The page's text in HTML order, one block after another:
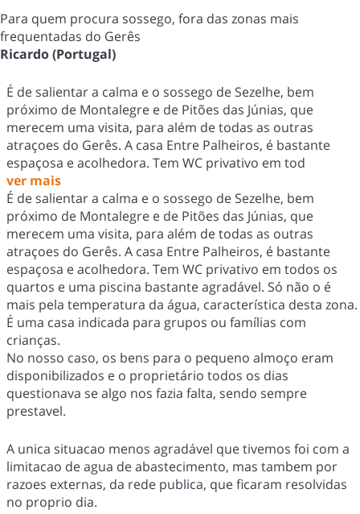
Para quem procura sossego, fora das zonas mais
frequentadas do Gerês
Ricardo (Portugal)
É de salientar a calma e o sossego de Sezelhe, bem
próximo de Montalegre e de Pitões das Júnias, que
merecem uma visita, para além de todas as outras
atraçoes do Gerês. A casa Entre Palheiros, é bastante
espaçosa e acolhedora. Tem WC privativo em tod
ver mais
É de salientar a calma e o sossego de Sezelhe, bem
próximo de Montalegre e de Pitões das Júnias, que
merecem uma visita, para além de todas as outras
atraçoes do Gerês. A casa Entre Palheiros, é bastante
espaçosa e acolhedora. Tem WC privativo em todos os
quartos e uma piscina bastante agradável. Só não o é
mais pela temperatura da água, característica desta zona.
É uma casa indicada para grupos ou famílias com
crianças.
No nosso caso, os bens para o pequeno almoço eram
disponibilizados e o proprietário todos os dias
questionava se algo nos fazia falta, sendo sempre
prestavel.
A unica situacao menos agradável que tivemos foi com a
limitacao de agua de abastecimento, mas tambem por
razoes externas, da rede publica, que ficaram resolvidas
no proprio dia.